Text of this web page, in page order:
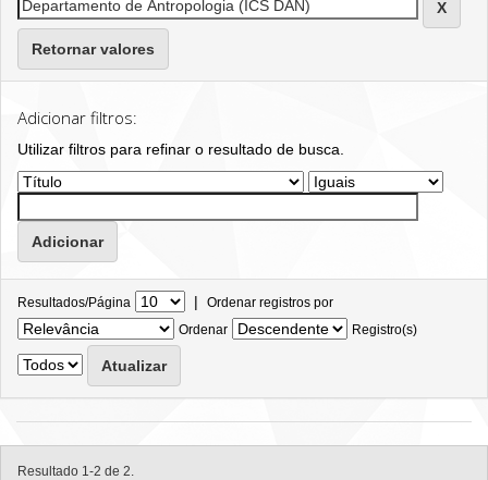
Retornar valores
Adicionar filtros:
Utilizar filtros para refinar o resultado de busca.
Resultados/Página | Ordenar registros por
Ordenar
Registro(s)
Resultado 1-2 de 2.